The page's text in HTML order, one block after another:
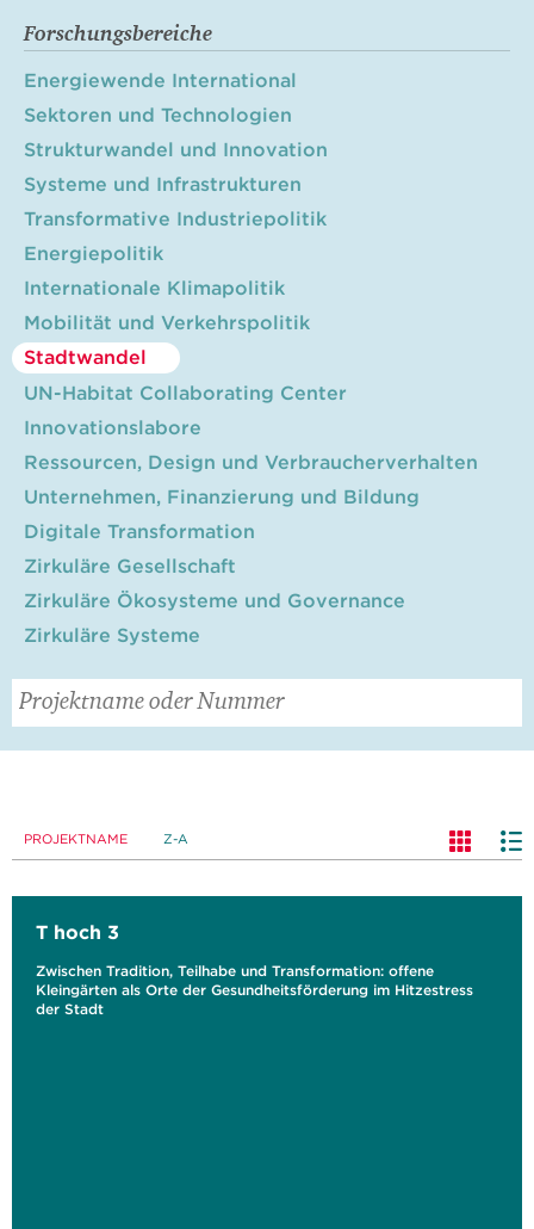
Forschungsbereiche
Energiewende International
Sektoren und Technologien
Strukturwandel und Innovation
Systeme und Infrastrukturen
Transformative Industriepolitik
Energiepolitik
Internationale Klimapolitik
Mobilität und Verkehrspolitik
Stadtwandel
UN-Habitat Collaborating Center
Innovationslabore
Ressourcen, Design und Verbraucherverhalten
Unternehmen, Finanzierung und Bildung
Digitale Transformation
Zirkuläre Gesellschaft
Zirkuläre Ökosysteme und Governance
Zirkuläre Systeme
PROJEKTNAME Z-A
T hoch 3
Zwischen Tradition, Teilhabe und Transformation: offene
Kleingärten als Orte der Gesundheitsförderung im Hitzestress
der Stadt